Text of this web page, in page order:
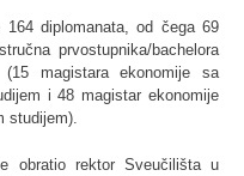
164 diplomanata, od čega 69
prvostupnika/bachelora
magistara ekonomije sa
i 48 magistar ekonomije
studijem).
obratio rektor Sveučilišta u